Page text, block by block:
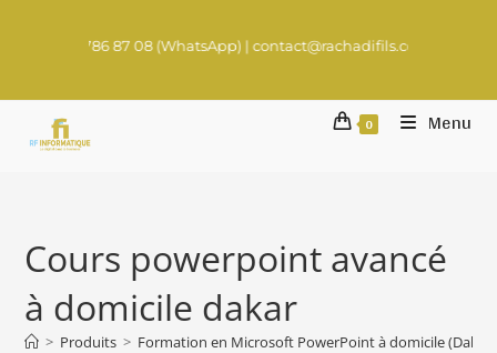
87 08 (WhatsApp) | contact@rachadifils.com
0 Menu
Cours powerpoint avancé
à domicile dakar
> Produits > Formation en Microsoft PowerPoint à domicile (Dakar)